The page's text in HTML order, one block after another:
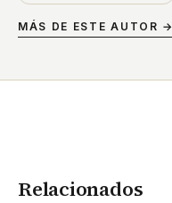
MÁS DE ESTE AUTOR →
Relacionados